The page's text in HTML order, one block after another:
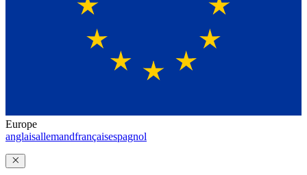
Europe
anglaisallemandfrançaisespagnol